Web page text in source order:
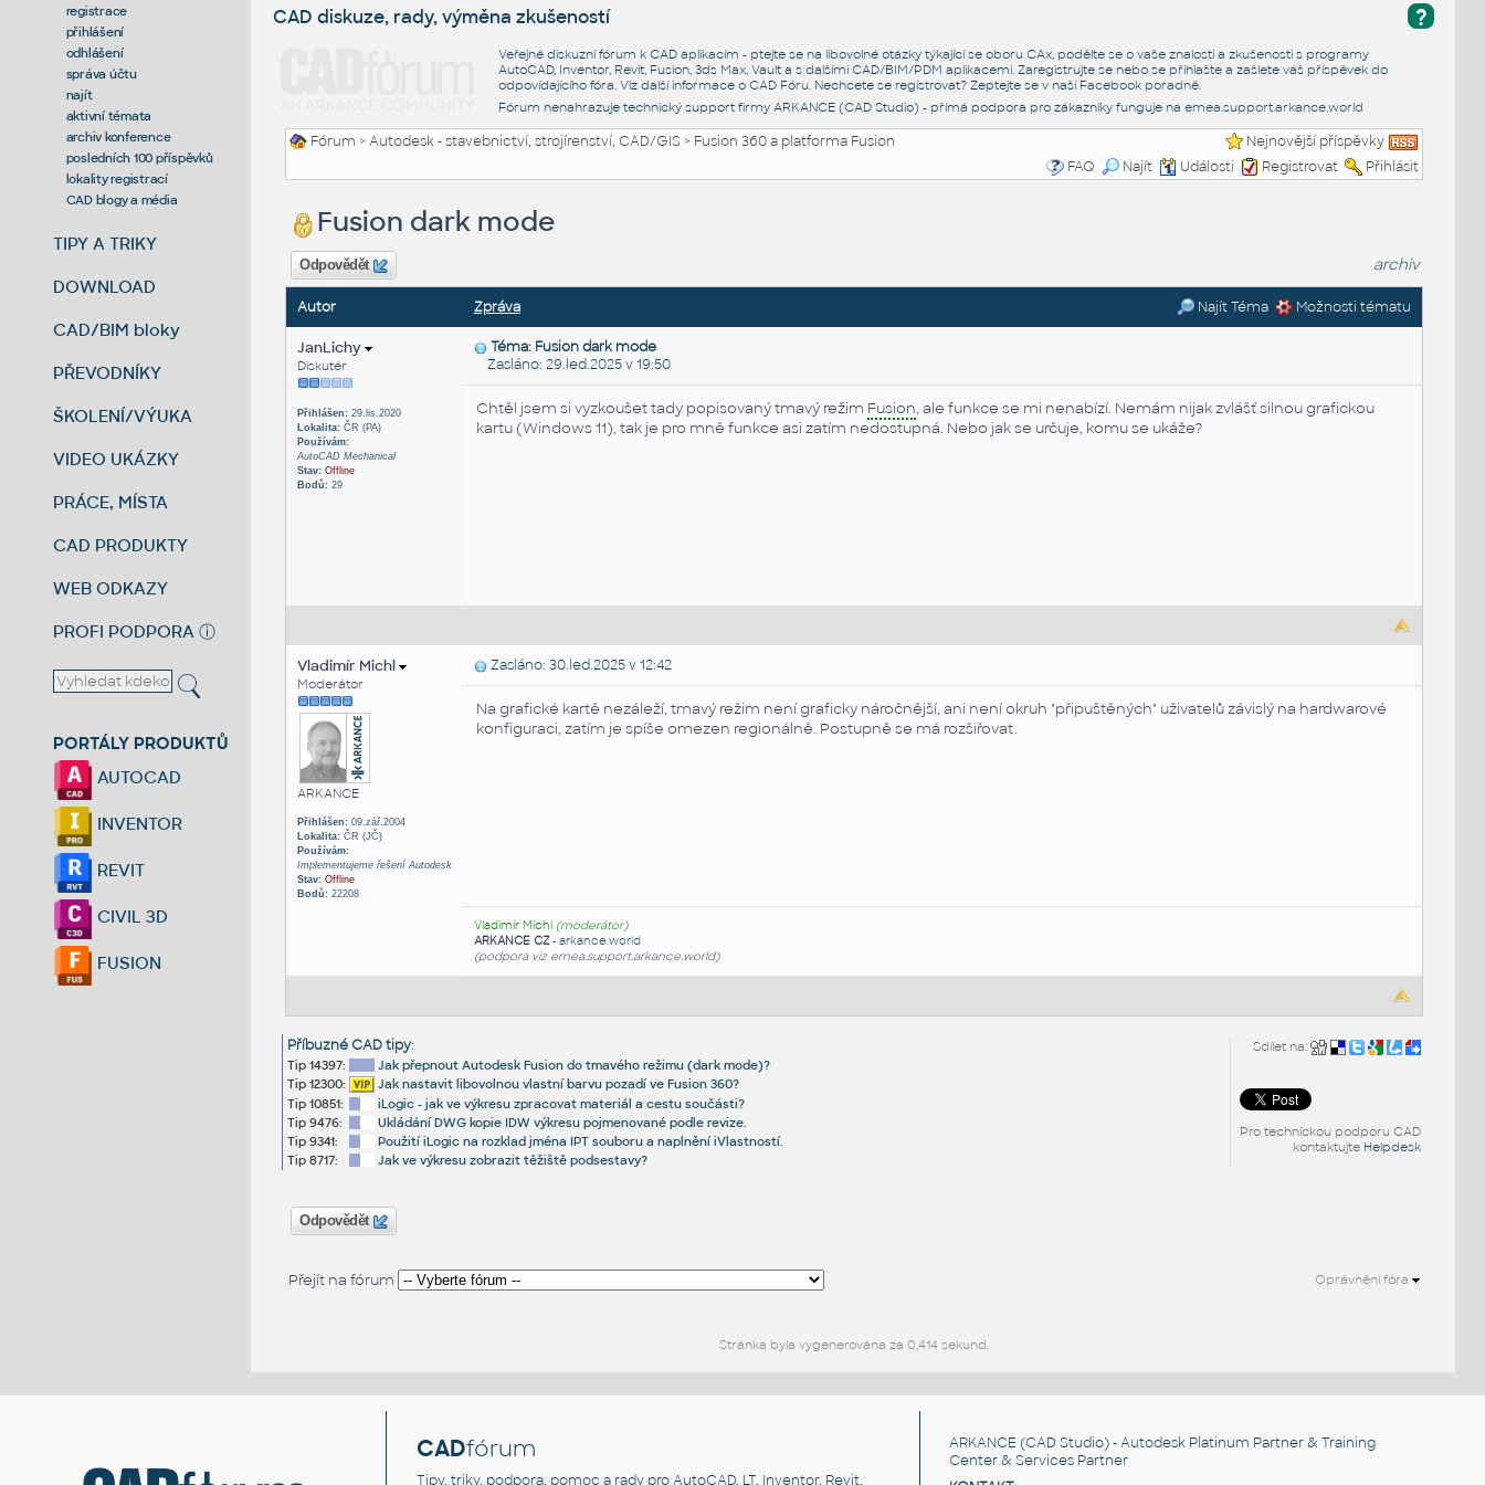
registrace
přihlášení
odhlášení
správa účtu
najít
aktivní témata
archiv konference
posledních 100 příspěvků
lokality registrací
CAD blogy a média
TIPY A TRIKY
DOWNLOAD
CAD/BIM bloky
PŘEVODNÍKY
ŠKOLENÍ/VÝUKA
VIDEO UKÁZKY
PRÁCE, MÍSTA
CAD PRODUKTY
WEB ODKAZY
PROFI PODPORA ⓘ
PORTÁLY PRODUKTŮ
AUTOCAD
INVENTOR
REVIT
CIVIL 3D
FUSION
?
CAD diskuze, rady, výměna zkušeností
Veřejné diskuzní fórum k CAD aplikacím - ptejte se na libovolné otázky týkající se oboru CAx, podělte se o vaše znalosti a zkušenosti s programy
AutoCAD, Inventor, Revit, Fusion, 3ds Max, Vault a s dalšími CAD/BIM/PDM aplikacemi. Zaregistrujte se nebo se přihlašte a zašlete váš příspěvek do
odpovídajícího fóra. Viz další informace o CAD Fóru. Nechcete se registrovat? Zeptejte se v naší Facebook poradně.
Fórum nenahrazuje technický support firmy ARKANCE (CAD Studio) - přímá podpora pro zákazníky funguje na emea.support.arkance.world
Fórum >Autodesk - stavebnictví, strojírenství, CAD/GIS> Fusion 360 a platforma Fusion
Nejnovější příspěvky
FAQ
Najít Události Registrovat Přihlásit
Fusion dark mode
Odpovědět archiv
Autor Zpráva Najít Téma Možnosti tématu
JanLichy
Diskutér
Přihlášen:29.lis.2020
Lokalita:ČR (PA)
Používám:
AutoCAD Mechanical
Stav: Offline
Bodů:29
Téma: Fusion dark mode
Zasláno: 29.led.2025 v 19:50
Chtěl jsem si vyzkoušet tady popisovaný tmavý režim Fusion, ale funkce se mi nenabízí. Nemám nijak zvlášť silnou grafickou
kartu (Windows 11), tak je pro mně funkce asi zatím nedostupná. Nebo jak se určuje, komu se ukáže?
Vladimír Michl
Moderátor
ARKANCE
Přihlášen:09.zář.2004
Lokalita:ČR (JČ)
Používám:
Implementujeme řešení Autodesk
Stav: Offline
Bodů:22208
Zasláno: 30.led.2025 v 12:42
Na grafické kartě nezáleží, tmavý režim není graficky náročnější, ani není okruh "připuštěných" uživatelů závislý na hardwarové
konfiguraci, zatím je spíše omezen regionálně. Postupně se má rozšiřovat.
Vladimír Michl (moderátor)
ARKANCE CZ- arkance.world
(podpora viz emea.support.arkance.world)
Sdílet na:
Pro technickou podporu CAD
kontaktujte Helpdesk
Příbuzné CAD tipy:
Tip 14397:
Jak přepnout Autodesk Fusion do tmavého režimu (dark mode)?
Tip 12300:
Jak nastavit libovolnou vlastní barvu pozadí ve Fusion 360?
Tip 10851:
iLogic - jak ve výkresu zpracovat materiál a cestu součásti?
Tip 9476:
Ukládání DWG kopie IDW výkresu pojmenované podle revize.
Tip 9341:
Použití iLogic na rozklad jména IPT souboru a naplnění iVlastností.
Tip 8717:
Jak ve výkresu zobrazit těžiště podsestavy?
Odpovědět
Přejít na fórum Oprávnění fóra
Stránka byla vygenerována za 0,414 sekund.
CADfórum
Tipy, triky, podpora, pomoc a rady pro AutoCAD, LT, Inventor, Revit,
ARKANCE (CAD Studio) - Autodesk Platinum Partner & Training
Center & Services Partner